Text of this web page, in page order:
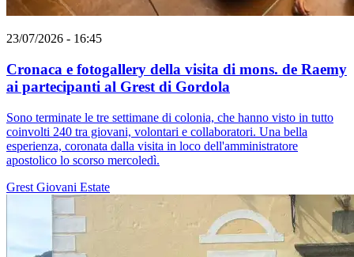
23/07/2026 - 16:45
Cronaca e fotogallery della visita di mons. de Raemy
ai partecipanti al Grest di Gordola
Sono terminate le tre settimane di colonia, che hanno visto in tutto
coinvolti 240 tra giovani, volontari e collaboratori. Una bella
esperienza, coronata dalla visita in loco dell'amministratore
apostolico lo scorso mercoledì.
Grest Giovani Estate